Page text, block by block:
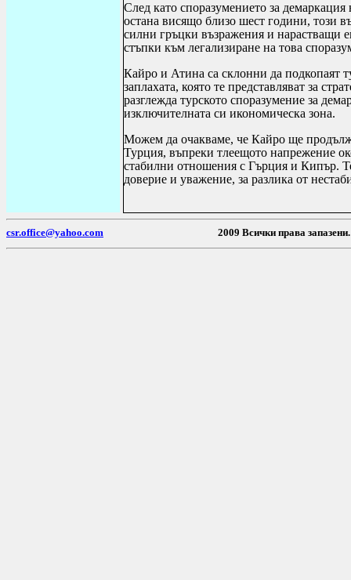
След като споразумението за
остана висящо близо шест години, този
силни гръцки възражения и нарастващи
стъпки към легализиране на това
Кайро и Атина са склонни да подкопаят
заплахата, която те представляват за
разглежда турското споразумение за
изключителната си икономическа зона.
Можем да очакваме, че Кайро ще
Турция, въпреки тлеещото напрежение
стабилни отношения с Гърция и Кипър.
доверие и уважение, за разлика от
csr.office@yahoo.com 2009 Всички